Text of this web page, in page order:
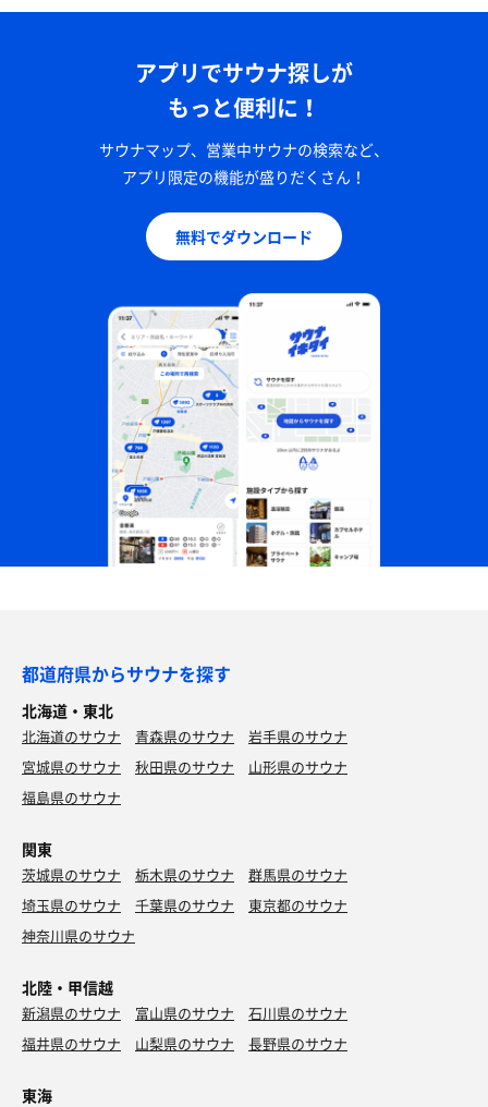
アプリでサウナ探しが
もっと便利に！
サウナマップ、営業中サウナの検索など、
アプリ限定の機能が盛りだくさん！
無料でダウンロード
都道府県からサウナを探す
北海道・東北
北海道のサウナ 青森県のサウナ
岩手県のサウナ
宮城県のサウナ
秋田県のサウナ
山形県のサウナ
福島県のサウナ
関東
茨城県のサウナ 栃木県のサウナ
群馬県のサウナ
埼玉県のサウナ
千葉県のサウナ
東京都のサウナ
神奈川県のサウナ
北陸・甲信越
新潟県のサウナ 富山県のサウナ
石川県のサウナ
福井県のサウナ
山梨県のサウナ 長野県のサウナ
東海